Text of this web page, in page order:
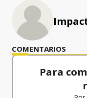
COMENTARIOS
Para